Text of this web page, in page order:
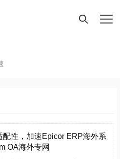
性，加速Epicor ERP海外系
OA海外专网